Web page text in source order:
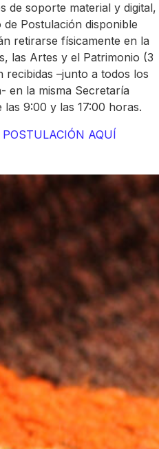
de soporte material y digital,
Postulación disponible
retirarse físicamente en la
las Artes y el Patrimonio (3
recibidas –junto a todos los
en la misma Secretaría
9:00 y las 17:00 horas.
AQUÍ